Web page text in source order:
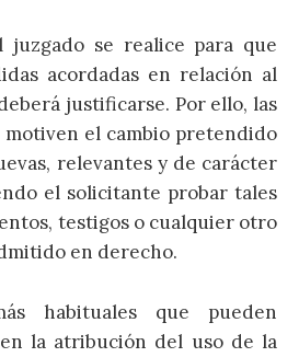
se realice para que
acordadas en relación al
justificarse. Por ello, las
el cambio pretendido
relevantes y de carácter
el solicitante probar tales
testigos o cualquier otro
en derecho.
habituales que pueden
la atribución del uso de la